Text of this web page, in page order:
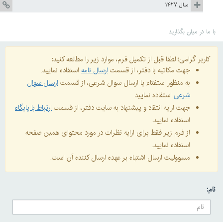
سال ۱۴۲۷
با ما در میان بگذارید
کاربر گرامی؛ لطفا قبل از تکمیل فرم، موارد زیر را مطالعه کنید:
جهت مکاتبه با دفتر، از قسمتارسال نامه استفاده نمایید.
به منظور استفتاء یا ارسال سوال شرعی، از قسمتارسال سوال
شرعی استفاده نمایید.
جهت ارایه انتقاد و پیشنهاد به سایت دفتر، از قسمتارتباط با پایگاه
استفاده نمایید.
از فرم زیر فقط برای ارایه نظرات در مورد محتوای همین صفحه
استفاده نمایید.
مسوولیت ارسال اشتباه بر عهده ارسال کننده آن است.
نام: